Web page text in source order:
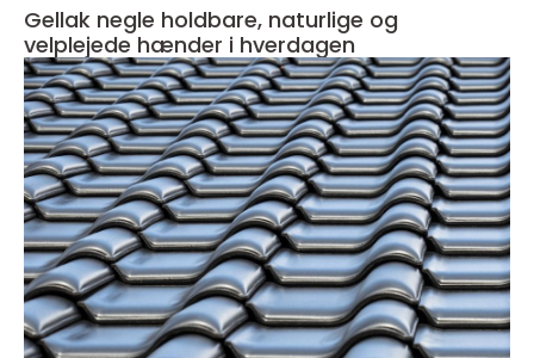
Gellak negle holdbare, naturlige og
velplejede hænder i hverdagen